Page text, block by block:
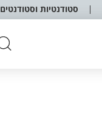
סטודנטיות וסטודנטים